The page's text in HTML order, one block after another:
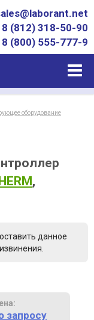
8 (812) 318-50-90
8 (800) 555-777-9
оборудование
,
данное
запросу